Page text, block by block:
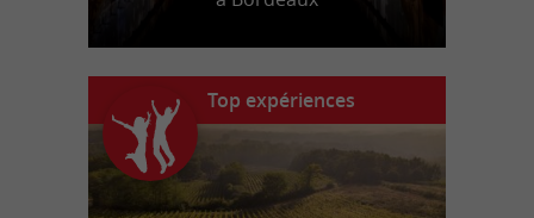
Top expériences